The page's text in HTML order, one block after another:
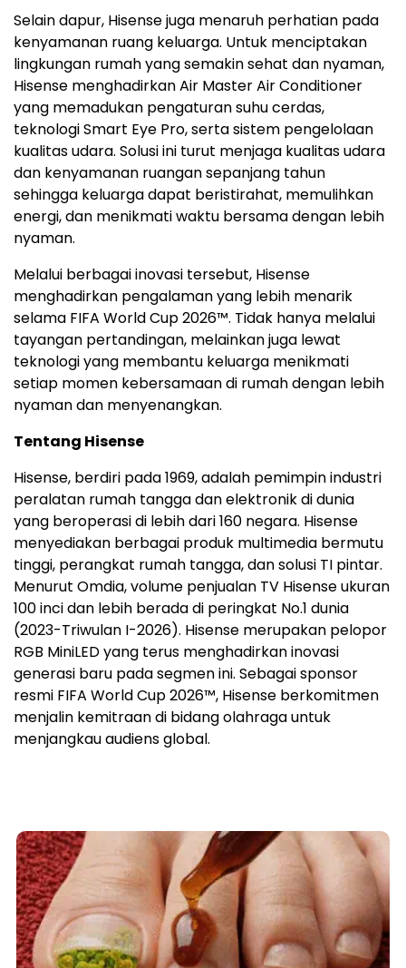
Selain dapur, Hisense juga menaruh perhatian pada
kenyamanan ruang keluarga. Untuk menciptakan
lingkungan rumah yang semakin sehat dan nyaman,
Hisense menghadirkan Air Master Air Conditioner
yang memadukan pengaturan suhu cerdas,
teknologi Smart Eye Pro, serta sistem pengelolaan
kualitas udara. Solusi ini turut menjaga kualitas udara
dan kenyamanan ruangan sepanjang tahun
sehingga keluarga dapat beristirahat, memulihkan
energi, dan menikmati waktu bersama dengan lebih
nyaman.
Melalui berbagai inovasi tersebut, Hisense
menghadirkan pengalaman yang lebih menarik
selama FIFA World Cup 2026™. Tidak hanya melalui
tayangan pertandingan, melainkan juga lewat
teknologi yang membantu keluarga menikmati
setiap momen kebersamaan di rumah dengan lebih
nyaman dan menyenangkan.
Tentang Hisense
Hisense, berdiri pada 1969, adalah pemimpin industri
peralatan rumah tangga dan elektronik di dunia
yang beroperasi di lebih dari 160 negara. Hisense
menyediakan berbagai produk multimedia bermutu
tinggi, perangkat rumah tangga, dan solusi TI pintar.
Menurut Omdia, volume penjualan TV Hisense ukuran
100 inci dan lebih berada di peringkat No.1 dunia
(2023-Triwulan I-2026). Hisense merupakan pelopor
RGB MiniLED yang terus menghadirkan inovasi
generasi baru pada segmen ini. Sebagai sponsor
resmi FIFA World Cup 2026™, Hisense berkomitmen
menjalin kemitraan di bidang olahraga untuk
menjangkau audiens global.